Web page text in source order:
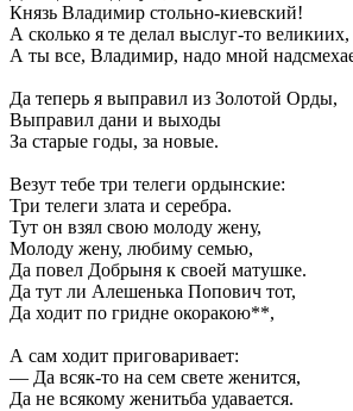
Князь Владимир стольно-киевский!
А сколько я те делал выслуг-то великиих,
А ты все, Владимир, надо мной
Да теперь я выправил из Золотой Орды,
Выправил дани и выходы
За старые годы, за новые.
Везут тебе три телеги ордынские:
Три телеги злата и серебра.
Тут он взял свою молоду жену,
Молоду жену, любиму семью,
Да повел Добрыня к своей матушке.
Да тут ли Алешенька Попович тот,
Да ходит по гридне окоракою**,
А сам ходит приговаривает:
— Да всяк-то на сем свете женится,
Да не всякому женитьба удавается.